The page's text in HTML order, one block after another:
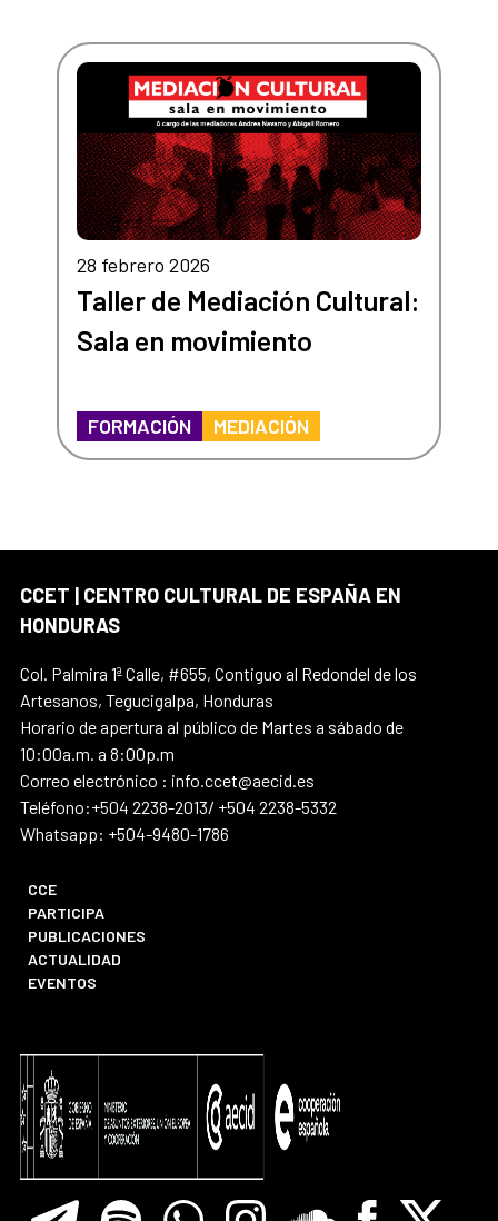
28 febrero 2026
Taller de Mediación Cultural:
Sala en movimiento
FORMACIÓN MEDIACIÓN
CCET | CENTRO CULTURAL DE ESPAÑA EN
HONDURAS
Col. Palmira 1ª Calle, #655, Contiguo al Redondel de los
Artesanos, Tegucigalpa, Honduras
Horario de apertura al público de Martes a sábado de
10:00a.m. a 8:00p.m
Correo electrónico : info.ccet@aecid.es
Teléfono:+504 2238-2013/ +504 2238-5332
Whatsapp: +504-9480-1786
CCE
PARTICIPA
PUBLICACIONES
ACTUALIDAD
EVENTOS
TelegramSpotify WhatsappInstagramSoundcloreFacebook
X